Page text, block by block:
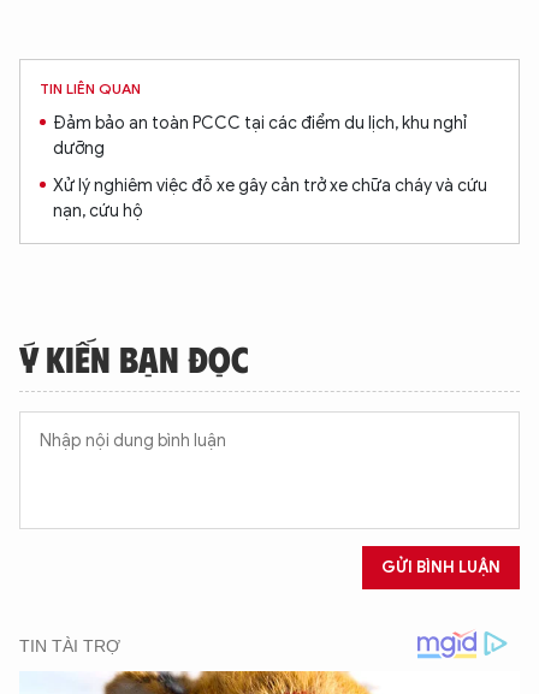
TIN LIÊN QUAN
Đảm bảo an toàn PCCC tại các điểm du lịch, khu nghỉ
dưỡng
Xử lý nghiêm việc đỗ xe gây cản trở xe chữa cháy và cứu
nạn, cứu hộ
Ý KIẾN BẠN ĐỌC
GỬI BÌNH LUẬN